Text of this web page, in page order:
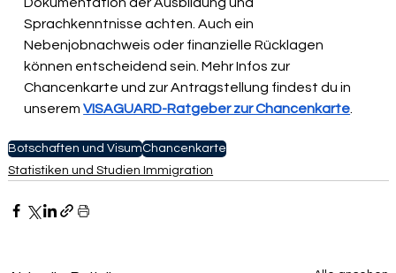
Sprachkenntnisse achten. Auch ein
Nebenjobnachweis oder finanzielle Rücklagen
können entscheidend sein. Mehr Infos zur
Chancenkarte und zur Antragstellung findest du in
unserem VISAGUARD-Ratgeber zur Chancenkarte
Botschaften und VisumChancenkarte
Statistiken und Studien Immigration